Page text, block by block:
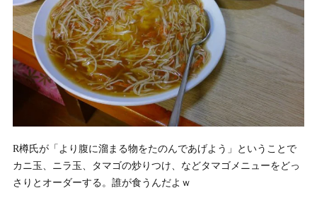
R樽氏が「より腹に溜まる物をたのんであげよう」ということで
カニ玉、ニラ玉、タマゴの炒りつけ、などタマゴメニューをどっ
さりとオーダーする。誰が食うんだよｗ